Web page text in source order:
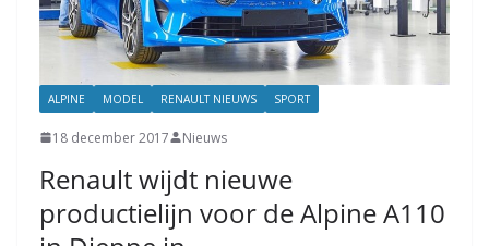
ALPINE MODEL RENAULT NIEUWS SPORT
18 december 2017 Nieuws
Renault wijdt nieuwe
productielijn voor de Alpine A110